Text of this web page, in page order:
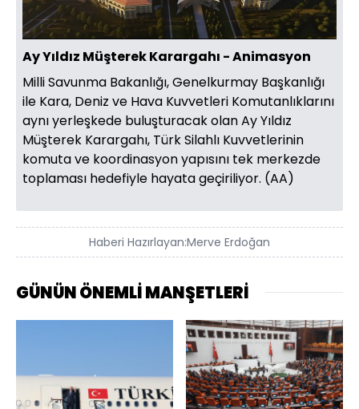
Sesi
Aç
480
30.54%
Oynatma
Hızı
Ay Yıldız Müşterek Karargahı - Animasyon
Milli Savunma Bakanlığı, Genelkurmay Başkanlığı
ile Kara, Deniz ve Hava Kuvvetleri Komutanlıklarını
aynı yerleşkede buluşturacak olan Ay Yıldız
Müşterek Karargahı, Türk Silahlı Kuvvetlerinin
komuta ve koordinasyon yapısını tek merkezde
toplaması hedefiyle hayata geçiriliyor. (AA)
Haberi Hazırlayan:Merve Erdoğan
GÜNÜN ÖNEMLİ MANŞETLERİ